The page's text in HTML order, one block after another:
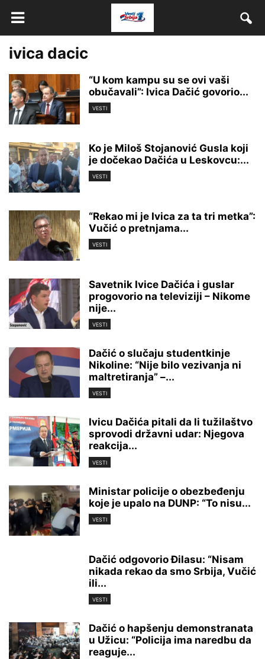
ivica dacic
“U kom kampu su se ovi vaši
obučavali”: Ivica Dačić govorio...
VESTI
Ko je Miloš Stojanović Gusla koji
je dočekao Dačića u Leskovcu:...
VESTI
“Rekao mi je Ivica za ta tri metka”:
Vučić o pretnjama...
VESTI
Savetnik Ivice Dačića i guslar
progovorio na televiziji – Nikome
nije...
VESTI
Dačić o slučaju studentkinje
Nikoline: “Nije bilo vezivanja ni
maltretiranja” –...
VESTI
Ivicu Dačića pitali da li tužilaštvo
sprovodi državni udar: Njegova
reakcija...
VESTI
Ministar policije o obezbeđenju
koje je upalo na DUNP: “To nisu...
VESTI
Dačić odgovorio Đilasu: “Nisam
nikada rekao da smo Srbija, Vučić
ili...
VESTI
Dačić o hapšenju demonstranata
u Užicu: “Policija ima naredbu da
reaguje...